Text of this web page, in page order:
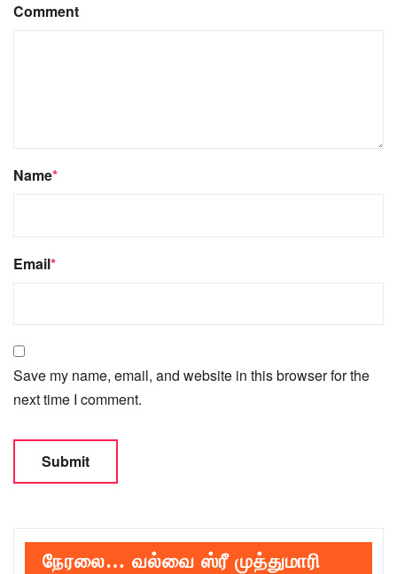
Comment
Name*
Email*
Save my name, email, and website in this browser for the
next time I comment.
நேரலை… வல்வை ஸ்ரீ முத்துமாரி